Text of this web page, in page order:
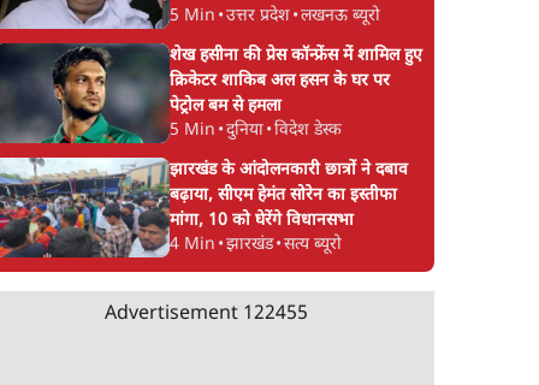
5 Min •उत्तर प्रदेश•लखनऊ ब्यूरो
शेख हसीना की प्रेस कॉन्फ्रेंस में शामिल हुए
क्रिकेटर शाकिब अल हसन के घर पर
पेट्रोल बम से हमला
5 Min •दुनिया•विदेश डेस्क
झारखंड के आंदोलनकारी छात्रों ने दबाव
बढ़ाया, सीएम हेमंत सोरेन का इस्तीफा
मांगा, 10 को घेरेंगे विधानसभा
4 Min •झारखंड•सत्य ब्यूरो
Advertisement 122455